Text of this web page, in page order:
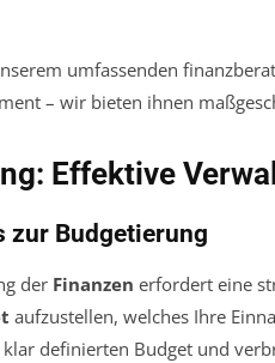
Effektive
zur Budgetierung
der Finanzen erfordert eine
aufzustellen, welches Ihre
definierten Budget und